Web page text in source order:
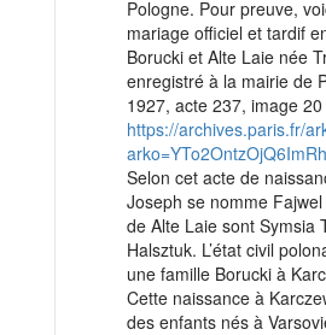
Pologne. Pour preuve,
mariage officiel et tardif
Borucki et Alte Laie née
enregistré à la mairie de
1927, acte 237, image 20
https://archives.paris.fr/
Selon cet acte de
Joseph se nomme
de Alte Laie sont Symsia
Halsztuk. L’état civil
une famille Borucki à
Cette naissance à
des enfants nés à